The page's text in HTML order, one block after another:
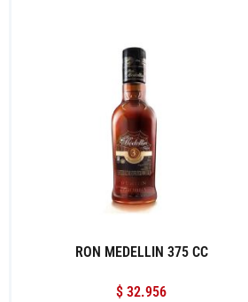
RON MEDELLIN 375 CC
$ 32.956